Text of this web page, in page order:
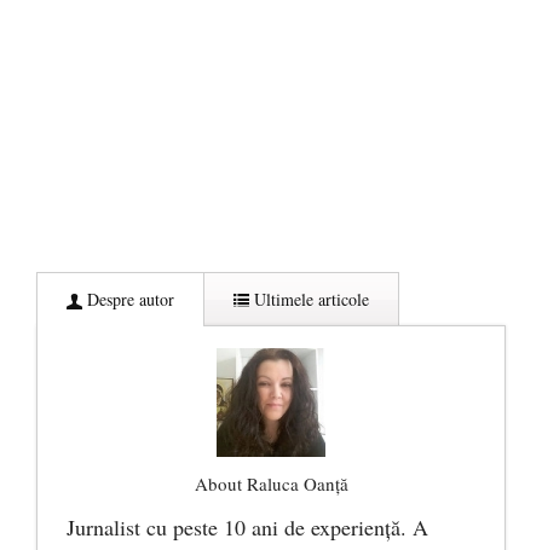
Despre autor Ultimele articole
About Raluca Oanță
Jurnalist cu peste 10 ani de experiență. A